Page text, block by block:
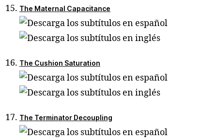
The Maternal Capacitance
The Cushion Saturation
The Terminator Decoupling